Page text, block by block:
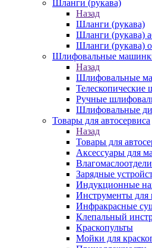
Шланги (рукава)
Назад
Шланги (рукава)
Шланги (рукава)
Шланги (рукава)
Шлифовальные
Назад
Шлифовальные
Ручные
Шлифовальные
Товары для автосервиса
Назад
Товары для
Аксессуары для
Зарядные
Индукционные
Инструменты для
Инфракрасные
Клепальный
Краскопульты
Мойки для